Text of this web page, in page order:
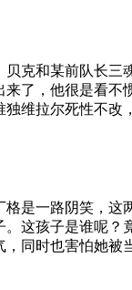
克和某前队长三
了，他很是看不
维拉尔死性不改
是一路阴笑，这
这孩子是谁呢？
同时也害怕她被